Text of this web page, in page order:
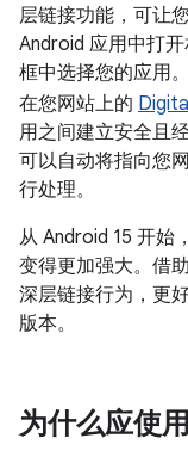
层链接功能，可让
Android 应用中打
框中选择您的应用
在您网站上的
用之间建立安全且
可以自动将指向您
行处理。
从 Android 15 开始
变得更加强大。借
深层链接行为，更
版本。
为什么应使